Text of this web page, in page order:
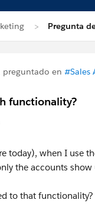
Pregunta
preguntado en #Sales
functionality?
today), when I use
the accounts show
to that